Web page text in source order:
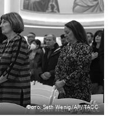
Фото: Seth Wenig/AP/ТАСС